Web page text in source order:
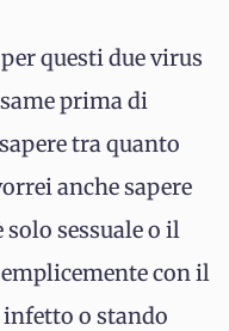
questi due virus
prima di
tra quanto
anche sapere
sessuale o il
con il
o stando